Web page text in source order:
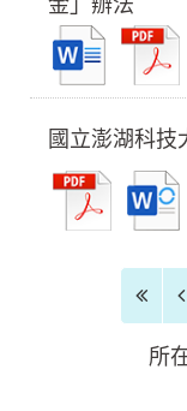
金」辦法
國立澎湖科技
所